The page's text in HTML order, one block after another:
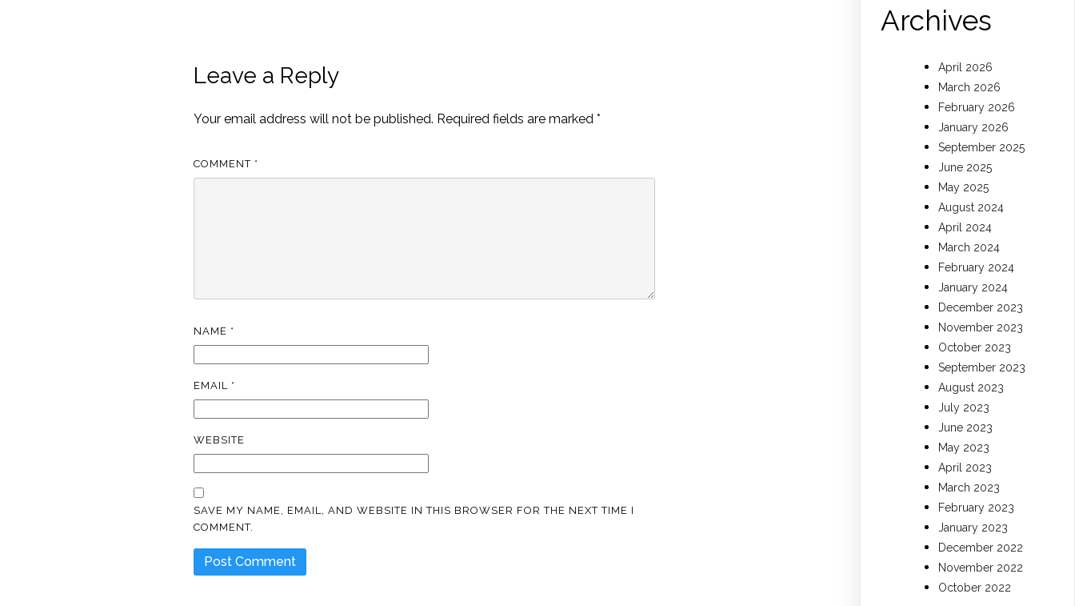
Leave a Reply
Your email address will not be published. Required fields are marked*
COMMENT *
NAME *
EMAIL *
WEBSITE
SAVE MY NAME, EMAIL, AND WEBSITE IN THIS BROWSER FOR THE NEXT TIME I
COMMENT.
Archives
April 2026
March 2026
February 2026
January 2026
September 2025
June 2025
May 2025
August 2024
April 2024
March 2024
February 2024
January 2024
December 2023
November 2023
October 2023
September 2023
August 2023
July 2023
June 2023
May 2023
April 2023
March 2023
February 2023
January 2023
December 2022
November 2022
October 2022